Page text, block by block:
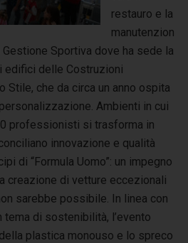
restauro e la
manutenzion
Sportiva dove ha sede la
edifici delle Costruzioni
Stile, che da circa un anno ospita
Ambienti in cui
professionisti si trasforma in
innovazione e qualità
di “Formula Uomo”: un impegno
creazione di vetture eccezionali
sarebbe possibile. In linea con
tema di sostenibilità, l’evento
plastica monouso e lo spreco